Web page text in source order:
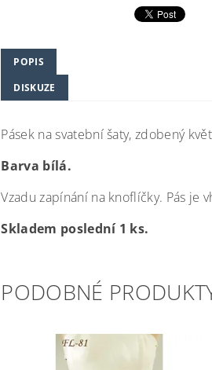
POPIS
DISKUZE
Pásek na svatební šaty, zdobený
Barva bílá.
Vzadu zapínání na knoflíčky. Pás je
Skladem poslední 1 ks.
PODOBNÉ